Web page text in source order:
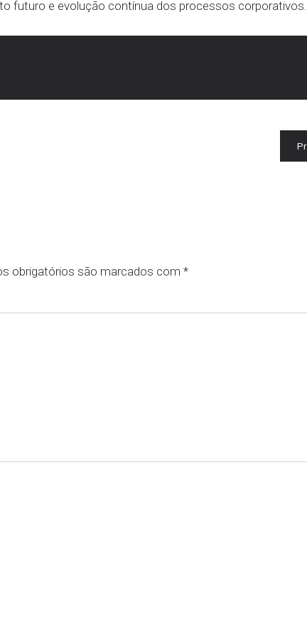
futuro e evolução contínua dos processos corporativos.
obrigatórios são marcados com *